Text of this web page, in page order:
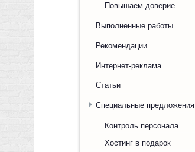
Повышаем доверие
Выполненные работы
Рекомендации
Интернет-реклама
Статьи
Специальные предложения
Контроль персонала
Хостинг в подарок